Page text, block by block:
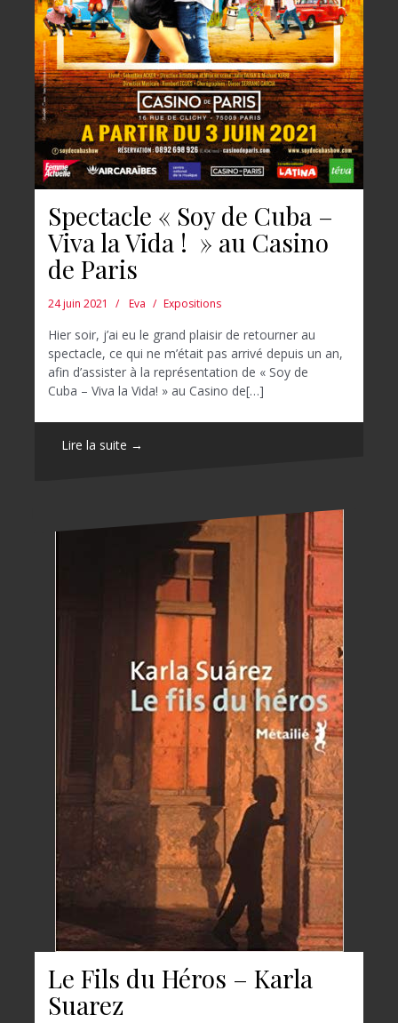
Spectacle « Soy de Cuba –
Viva la Vida ! » au Casino
de Paris
24 juin 2021 Eva Expositions
Hier soir, j’ai eu le grand plaisir de retourner au
spectacle, ce qui ne m’était pas arrivé depuis un an,
afin d’assister à la représentation de « Soy de
Cuba – Viva la Vida! » au Casino de[…]
Lire la suite →
Le Fils du Héros – Karla
Suarez